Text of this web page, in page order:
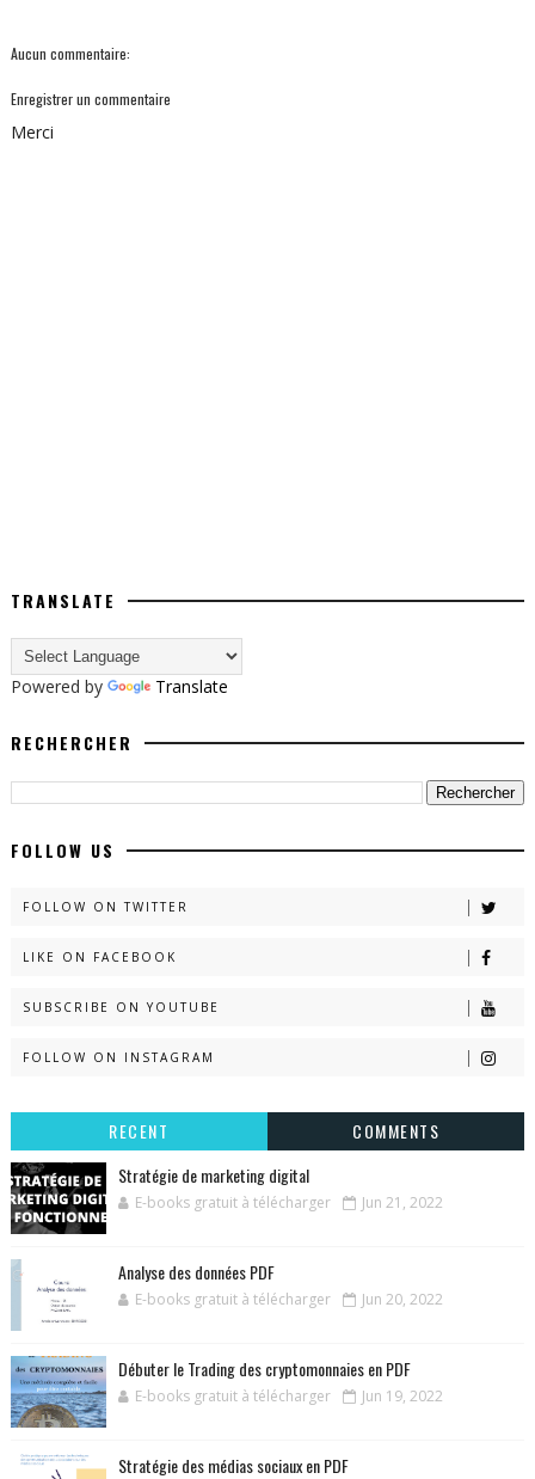
Aucun commentaire:
Enregistrer un commentaire
Merci
TRANSLATE
Powered by Translate
RECHERCHER
FOLLOW US
FOLLOW ON TWITTER
LIKE ON FACEBOOK
SUBSCRIBE ON YOUTUBE
FOLLOW ON INSTAGRAM
RECENT
COMMENTS
Stratégie de marketing digital
E-books gratuit à télécharger Jun 21, 2022
Analyse des données PDF
E-books gratuit à télécharger Jun 20, 2022
Débuter le Trading des cryptomonnaies en PDF
E-books gratuit à télécharger Jun 19, 2022
Stratégie des médias sociaux en PDF